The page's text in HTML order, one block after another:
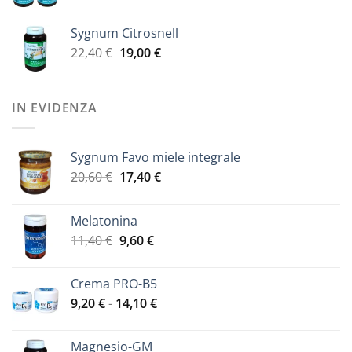
da
Sygnum Citrosnell
22,40€ Il
19,00€Il
IN EVIDENZA
Sygnum Favo miele integrale
20,60€ Il
era:
20,60 €.
17,40€Il
Melatonina
11,40€ Il
era:
11,40 €.
9,60€Il
è:
9,60 €.
Crema PRO-B5
9,20€- 14,10€Fascia
Magnesio-GM